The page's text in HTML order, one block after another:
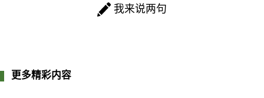
我来说两句
更多精彩内容